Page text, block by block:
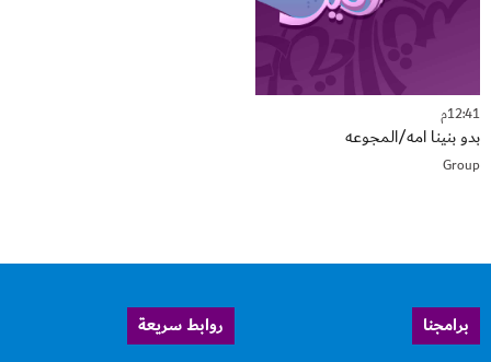
12:41م
بدو بنينا امه/المجوعه
Group
برامجنا روابط سريعة